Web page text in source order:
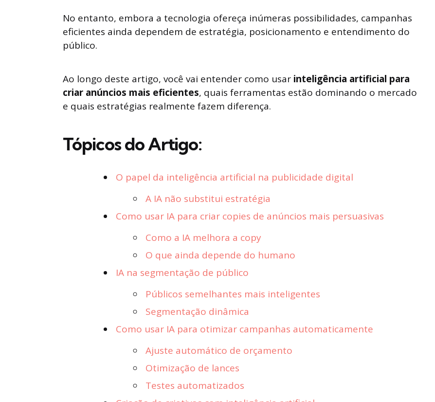
No entanto, embora a tecnologia ofereça inúmeras possibilidades, campanhas
eficientes ainda dependem de estratégia, posicionamento e entendimento do
público.
Ao longo deste artigo, você vai entender como usar inteligência artificial para
criar anúncios mais eficientes, quais ferramentas estão dominando o mercado
e quais estratégias realmente fazem diferença.
Tópicos do Artigo:
O papel da inteligência artificial na publicidade digital
A IA não substitui estratégia
Como usar IA para criar copies de anúncios mais persuasivas
Como a IA melhora a copy
O que ainda depende do humano
IA na segmentação de público
Públicos semelhantes mais inteligentes
Segmentação dinâmica
Como usar IA para otimizar campanhas automaticamente
Ajuste automático de orçamento
Otimização de lances
Testes automatizados